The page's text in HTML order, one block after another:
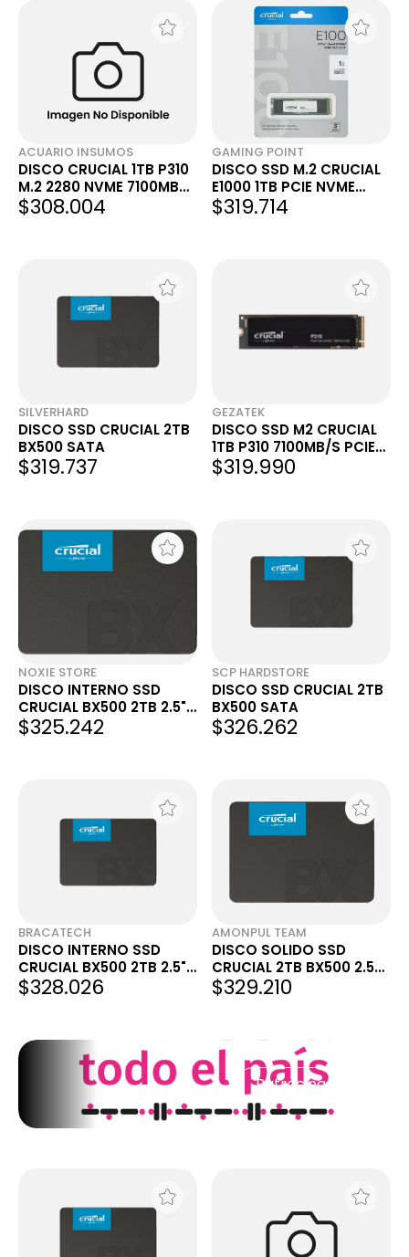
ACUARIO INSUMOS
DISCO CRUCIAL 1TB P310
M.2 2280 NVME 7100MB
CT1000P310SSD8
$308.004
GAMING POINT
DISCO SSD M.2 CRUCIAL
E1000 1TB PCIE NVME
GEN4 5000MB/S
$319.714
SILVERHARD
DISCO SSD CRUCIAL 2TB
BX500 SATA
$319.737
GEZATEK
DISCO SSD M2 CRUCIAL
1TB P310 7100MB/S PCIE
GEN 4.0 X4 NVME
$319.990
NOXIE STORE
DISCO INTERNO SSD
CRUCIAL BX500 2TB 2.5"
SATA 3.0 540MB-S
$325.242
SCP HARDSTORE
DISCO SSD CRUCIAL 2TB
BX500 SATA
$326.262
BRACATECH
DISCO INTERNO SSD
CRUCIAL BX500 2TB 2.5"
SATA 3.0 540MB/S
$328.026
AMONPUL TEAM
DISCO SOLIDO SSD
CRUCIAL 2TB BX500 2.5
SATA 550MB/S 1920GB
2048GB 2000GB
$329.210
Patrocinado